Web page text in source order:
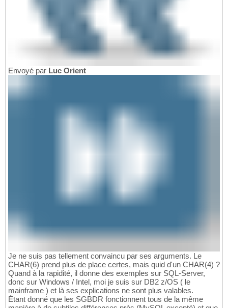
Envoyé par Luc Orient
Je ne suis pas tellement convaincu par ses arguments. Le
CHAR(6) prend plus de place certes, mais quid d'un CHAR(4) ?
Quand à la rapidité, il donne des exemples sur SQL-Server,
donc sur Windows / Intel, moi je suis sur DB2 z/OS ( le
mainframe ) et là ses explications ne sont plus valables.
Étant donné que les SGBDR fonctionnent tous de la même